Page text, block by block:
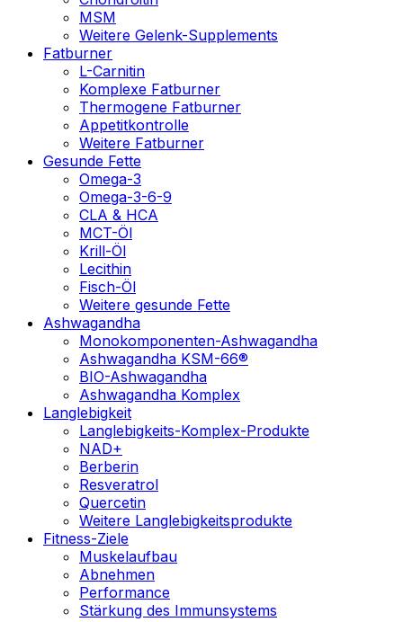
MSM
Weitere Gelenk-Supplements
Fatburner
L-Carnitin
Komplexe Fatburner
Thermogene Fatburner
Appetitkontrolle
Weitere Fatburner
Gesunde Fette
Omega-3
Omega-3-6-9
CLA & HCA
MCT-Öl
Krill-Öl
Lecithin
Fisch-Öl
Weitere gesunde Fette
Ashwagandha
Monokomponenten-Ashwagandha
Ashwagandha KSM-66®
BIO-Ashwagandha
Ashwagandha Komplex
Langlebigkeit
Langlebigkeits-Komplex-Produkte
NAD+
Berberin
Resveratrol
Quercetin
Weitere Langlebigkeitsprodukte
Fitness-Ziele
Muskelaufbau
Abnehmen
Performance
Stärkung des Immunsystems